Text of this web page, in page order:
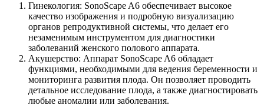
Гинекология: SonoScape A6 обеспечивает высокое
качество изображения и подробную визуализацию
органов репродуктивной системы, что делает его
незаменимым инструментом для диагностики
заболеваний женского полового аппарата.
Акушерство: Аппарат SonoScape A6 обладает
функциями, необходимыми для ведения беременности и
мониторинга развития плода. Он позволяет проводить
детальное исследование плода, а также диагностировать
любые аномалии или заболевания.